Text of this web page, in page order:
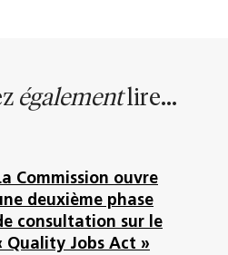
égalementlire...
Commission ouvre
deuxième phase
consultation sur le
Quality Jobs Act »